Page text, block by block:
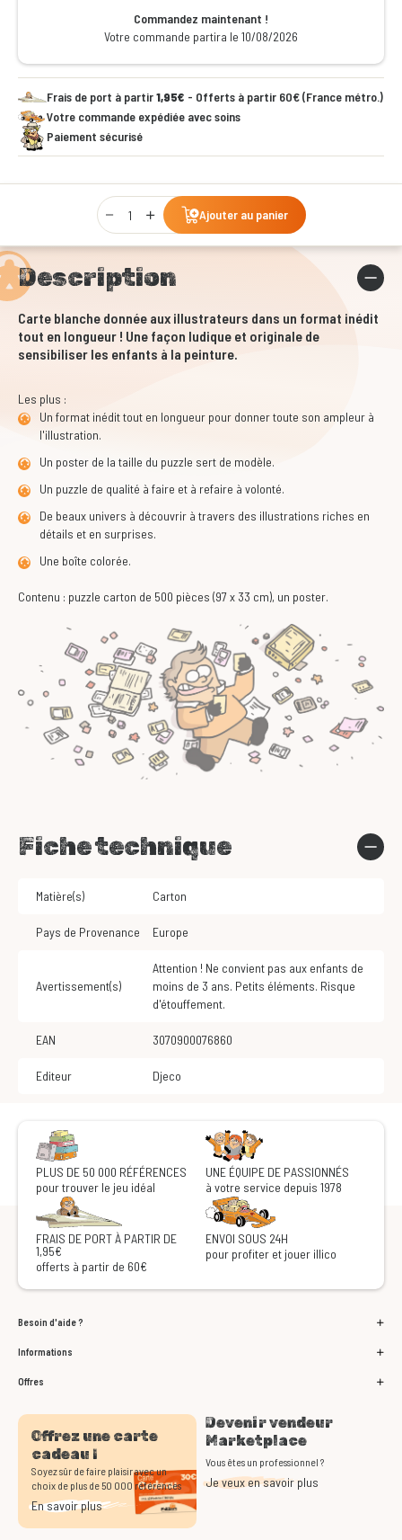
Commandez maintenant !
Votre commande partira le 10/08/2026
Frais de port à partir1,95€ - Offerts à partir 60€ (France métro.)
Votre commande expédiée avec soins
Paiement sécurisé
Qty
Ajouter au panier
Description
Carte blanche donnée aux illustrateurs dans un format inédit
tout en longueur ! Une façon ludique et originale de
sensibiliser les enfants à la peinture.
Les plus :
Un format inédit tout en longueur pour donner toute son ampleur à
l'illustration.
Un poster de la taille du puzzle sert de modèle.
Un puzzle de qualité à faire et à refaire à volonté.
De beaux univers à découvrir à travers des illustrations riches en
détails et en surprises.
Une boîte colorée.
Contenu : puzzle carton de 500 pièces (97 x 33 cm), un poster.
Fiche technique
Matière(s) Carton
Pays de Provenance Europe
Avertissement(s)
Attention ! Ne convient pas aux enfants de
moins de 3 ans. Petits éléments. Risque
d'étouffement.
EAN 3070900076860
Editeur Djeco
PLUS DE 50 000 RÉFÉRENCES
pour trouver le jeu idéal
UNE ÉQUIPE DE PASSIONNÉS
à votre service depuis 1978
FRAIS DE PORT À PARTIR DE
1,95€
offerts à partir de 60€
ENVOI SOUS 24H
pour profiter et jouer illico
Besoin d'aide ?
Informations
Offres
Offrez une carte
cadeau !
Soyez sûr de faire plaisir avec un
choix de plus de 50 000 références
En savoir plus
Devenir vendeur
Marketplace
Vous êtes un professionnel ?
Je veux en savoir plus